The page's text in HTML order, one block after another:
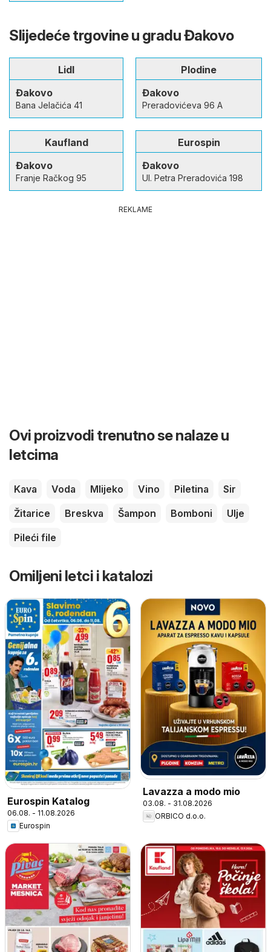
Slijedeće trgovine u gradu Đakovo
Lidl
Đakovo
Bana Jelačića 41
Plodine
Đakovo
Preradovićeva 96 A
Kaufland
Đakovo
Franje Račkog 95
Eurospin
Đakovo
Ul. Petra Preradovića 198
REKLAME
Ovi proizvodi trenutno se nalaze u
letcima
Kava Voda Mlijeko Vino Piletina
Sir
Žitarice
Breskva Šampon Bomboni
Ulje
Pileći file
Omiljeni letci i katalozi
Eurospin Katalog
06.08. - 11.08.2026
Eurospin
Lavazza a modo mio
03.08. - 31.08.2026
ORBICO d.o.o.